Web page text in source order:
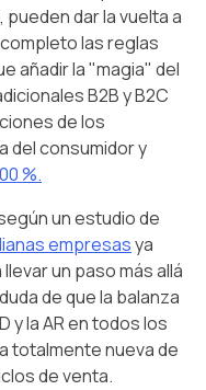
dar la vuelta a
las reglas
añadir la "magia" del
B2B y B2C
de los
del consumidor y
%.
un estudio de
empresasya
un paso más allá
de que la balanza
y la AR en todos los
totalmente nueva de
de venta.